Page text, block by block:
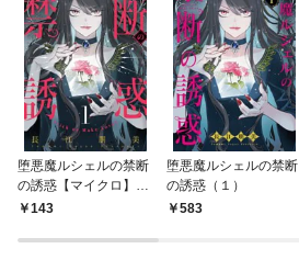
堕悪魔ルシェルの禁断
の誘惑【マイクロ】
（１）
143
堕悪魔ルシェルの禁断
の誘惑（１）
583